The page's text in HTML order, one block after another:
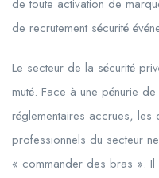
de toute activation de
de recrutement sécurité
Le secteur de la sécurité
muté. Face à une pénurie
réglementaires accrues, les
professionnels du secteur
« commander des bras ». Il